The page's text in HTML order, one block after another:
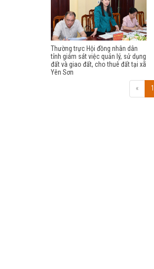
Thường trực Hội đồng nhân dân
tỉnh giám sát việc quản lý, sử dụng
đất và giao đất, cho thuê đất tại xã
Yên Sơn
«
1